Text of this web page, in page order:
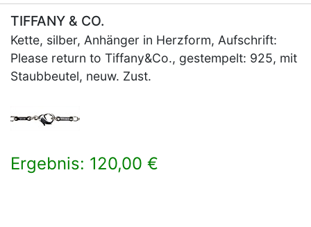
TIFFANY & CO.
Kette, silber, Anhänger in Herzform, Aufschrift:
Please return to Tiffany&Co., gestempelt: 925, mit
Staubbeutel, neuw. Zust.
Ergebnis: 120,00 €